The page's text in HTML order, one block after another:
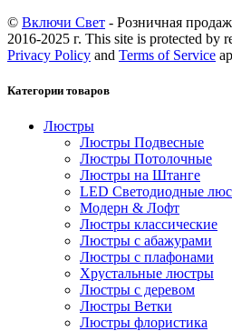
© Включи Свет - Розничная
2016-2025 г. This site is protected by
Privacy Policy and Terms of Service
Категории товаров
Люстры
Люстры Подвесные
Люстры Потолочные
Люстры на Штанге
LED Светодиодные
Модерн & Лофт
Люстры классические
Люстры с абажурами
Люстры с плафонами
Хрустальные люстры
Люстры с деревом
Люстры Ветки
Люстры флористика